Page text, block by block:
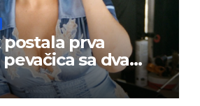
postala prva
sa dva
prvom mestu u
godini